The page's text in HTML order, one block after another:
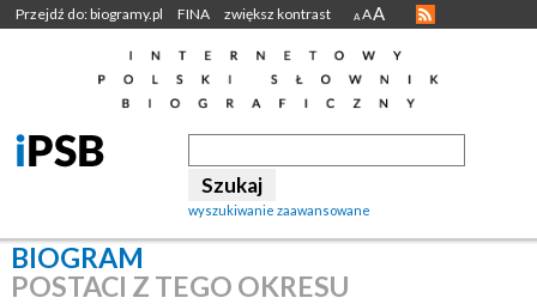
Przejdź do: biogramy.pl FINA zwiększ kontrast A AA
wyszukiwanie zaawansowane
BIOGRAM
POSTACI Z TEGO OKRESU